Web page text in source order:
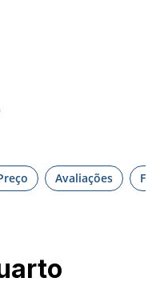
Avaliações